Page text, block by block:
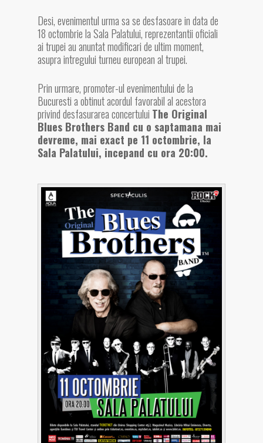
Desi, evenimentul urma sa se desfasoare in data de
18 octombrie la Sala Palatului, reprezentantii oficiali
ai trupei au anuntat modificari de ultim moment,
asupra intregului turneu european al trupei.
Prin urmare, promoter-ul evenimentului de la
Bucuresti a obtinut acordul favorabil al acestora
privind desfasurarea concertului The Original
Blues Brothers Band cu o saptamana mai
devreme, mai exact pe 11 octombrie, la
Sala Palatului, incepand cu ora 20:00.